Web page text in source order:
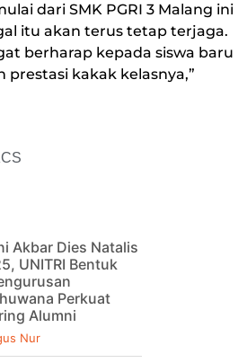
dari SMK PGRI 3 Malang ini
itu akan terus tetap terjaga.
berharap kepada siswa baru
prestasi kakak kelasnya,”
Akbar Dies Natalis
UNITRI Bentuk
Perkuat
Alumni
Nur